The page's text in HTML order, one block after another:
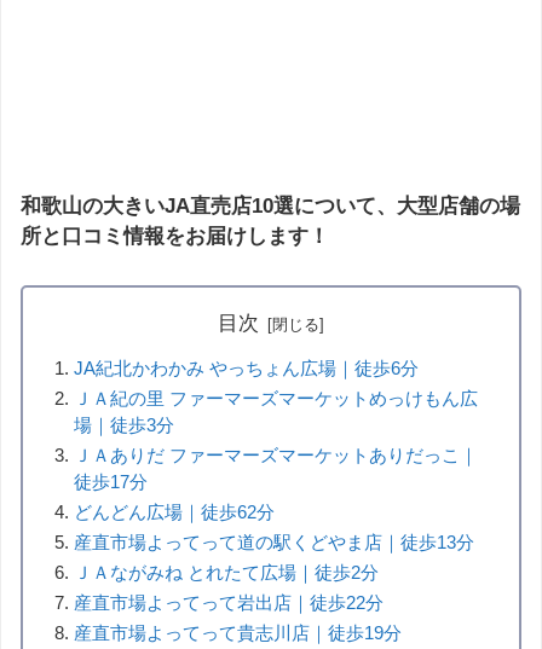
和歌山の大きいJA直売店10選について、大型店舗の場
所と口コミ情報をお届けします！
目次
JA紀北かわかみ やっちょん広場｜徒歩6分
ＪＡ紀の里 ファーマーズマーケットめっけもん広
場｜徒歩3分
ＪＡありだ ファーマーズマーケットありだっこ｜
徒歩17分
どんどん広場｜徒歩62分
産直市場よってって道の駅くどやま店｜徒歩13分
ＪＡながみね とれたて広場｜徒歩2分
産直市場よってって岩出店｜徒歩22分
産直市場よってって貴志川店｜徒歩19分